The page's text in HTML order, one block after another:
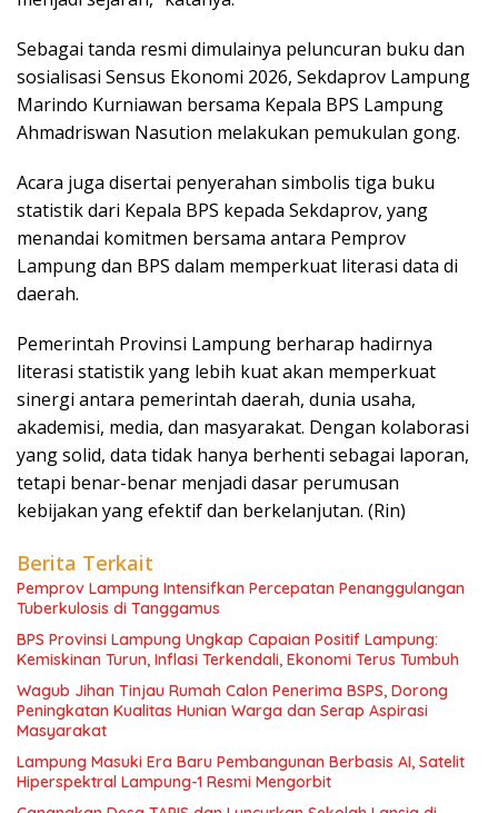
Sebagai tanda resmi dimulainya peluncuran buku dan
sosialisasi Sensus Ekonomi 2026, Sekdaprov Lampung
Marindo Kurniawan bersama Kepala BPS Lampung
Ahmadriswan Nasution melakukan pemukulan gong.
Acara juga disertai penyerahan simbolis tiga buku
statistik dari Kepala BPS kepada Sekdaprov, yang
menandai komitmen bersama antara Pemprov
Lampung dan BPS dalam memperkuat literasi data di
daerah.
Pemerintah Provinsi Lampung berharap hadirnya
literasi statistik yang lebih kuat akan memperkuat
sinergi antara pemerintah daerah, dunia usaha,
akademisi, media, dan masyarakat. Dengan kolaborasi
yang solid, data tidak hanya berhenti sebagai laporan,
tetapi benar-benar menjadi dasar perumusan
kebijakan yang efektif dan berkelanjutan. (Rin)
Berita Terkait
Pemprov Lampung Intensifkan Percepatan Penanggulangan
Tuberkulosis di Tanggamus
BPS Provinsi Lampung Ungkap Capaian Positif Lampung:
Kemiskinan Turun, Inflasi Terkendali, Ekonomi Terus Tumbuh
Wagub Jihan Tinjau Rumah Calon Penerima BSPS, Dorong
Peningkatan Kualitas Hunian Warga dan Serap Aspirasi
Masyarakat
Lampung Masuki Era Baru Pembangunan Berbasis AI, Satelit
Hiperspektral Lampung-1 Resmi Mengorbit